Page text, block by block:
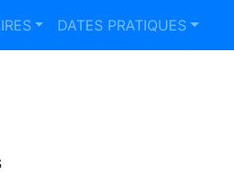
DATES PRATIQUES